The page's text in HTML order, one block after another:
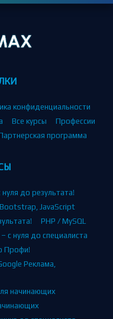
конфиденциальности
Все курсы
Профессии
программа
до результата!
JavaScript
PHP / MySQL
с нуля до специалиста
Профи!
Реклама,
начинающих